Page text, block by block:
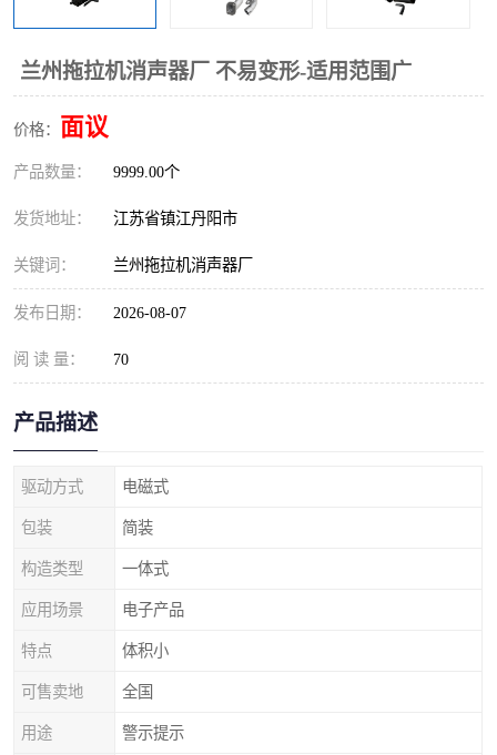
兰州拖拉机消声器厂 不易变形-适用范围广
价格： 面议
产品数量： 9999.00个
发货地址： 江苏省镇江丹阳市
关键词： 兰州拖拉机消声器厂
发布日期： 2026-08-07
阅 读 量： 70
产品描述
驱动方式 电磁式
包装 简装
构造类型 一体式
应用场景 电子产品
特点 体积小
可售卖地 全国
用途 警示提示